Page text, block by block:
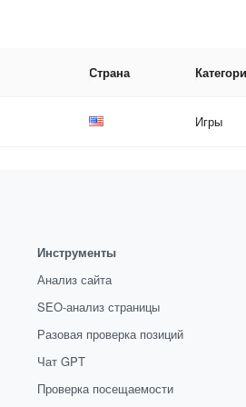
Страна
Игры
Инструменты
Анализ сайта
SEO-анализ страницы
Разовая проверка позиций
Чат GPT
Проверка посещаемости